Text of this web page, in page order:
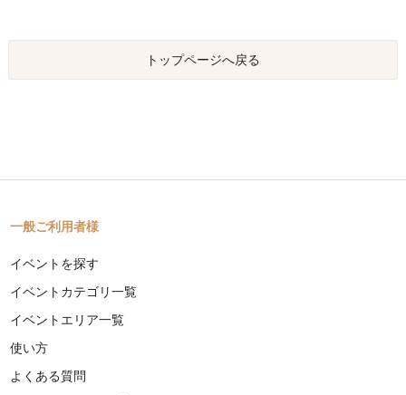
トップページへ戻る
一般ご利用者様
イベントを探す
イベントカテゴリ一覧
イベントエリア一覧
使い方
よくある質問